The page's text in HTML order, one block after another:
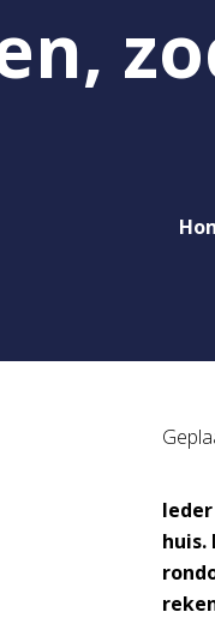
huis.